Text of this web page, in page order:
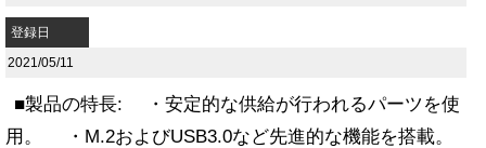
登録日
2021/05/11
■製品の特長: ・安定的な供給が行われるパーツを使
用。 ・M.2およびUSB3.0など先進的な機能を搭載。